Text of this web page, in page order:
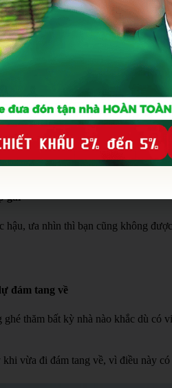
quá lớn, đặc biệt không được
được để nước mắt của mình
cần tránh rơi nước mắt ở nơi gần
gái
hậu, ưa nhìn thì bạn cũng không
đám tang về
thăm bất kỳ nhà nào khắc dù
vừa đi đám tang về, vì điều này